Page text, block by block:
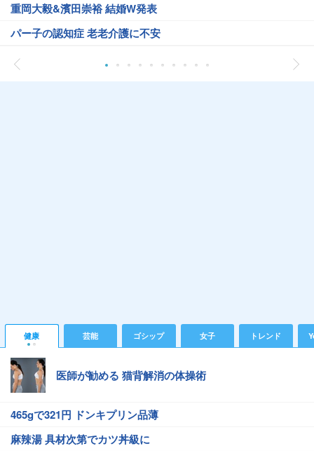
重岡大毅&濱田崇裕 結婚W発表
パー子の認知症 老老介護に不安
健康 芸能 ゴシップ 女子 トレンド
医師が勧める 猫背解消の体操術
465gで321円 ドンキプリン品薄
麻辣湯 具材次第でカツ丼級に